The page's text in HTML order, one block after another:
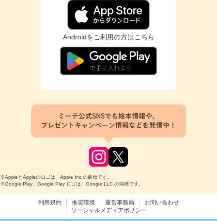
Androidをご利用の方はこちら
ミーテ公式SNSでも絵本情報や、
プレゼントキャンペーン情報などを発信中！
※AppleとAppleのロゴは、Apple Inc.の商標です。
※Google Play、Google Play ロゴは、Google LLC の商標です。
利用規約 推奨環境 運営事務局
お問い合わせ
ソーシャルメディアポリシー